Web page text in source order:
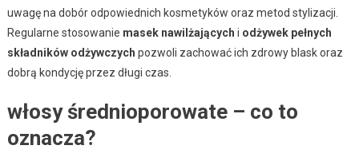
uwagę na dobór odpowiednich kosmetyków oraz metod stylizacji.
Regularne stosowanie masek nawilżających i odżywek pełnych
składników odżywczych pozwoli zachować ich zdrowy blask oraz
dobrą kondycję przez długi czas.
włosy średnioporowate – co to
oznacza?